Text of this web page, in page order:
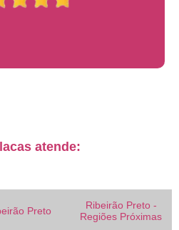
atende:
Preto
Ribeirão Preto -
Regiões Próximas